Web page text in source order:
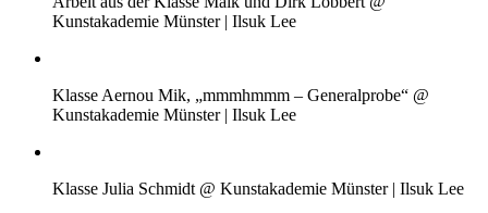
Kunstakademie Münster | Ilsuk Lee
Klasse Aernou Mik, „mmmhmmm – Generalprobe“ @
Kunstakademie Münster | Ilsuk Lee
Klasse Julia Schmidt @ Kunstakademie Münster | Ilsuk Lee